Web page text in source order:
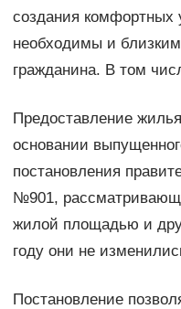
создания комфортных
необходимы и близким
гражданина. В том
Предоставление
основании
постановления
№901,
жилой площадью и
году они не
Постановление